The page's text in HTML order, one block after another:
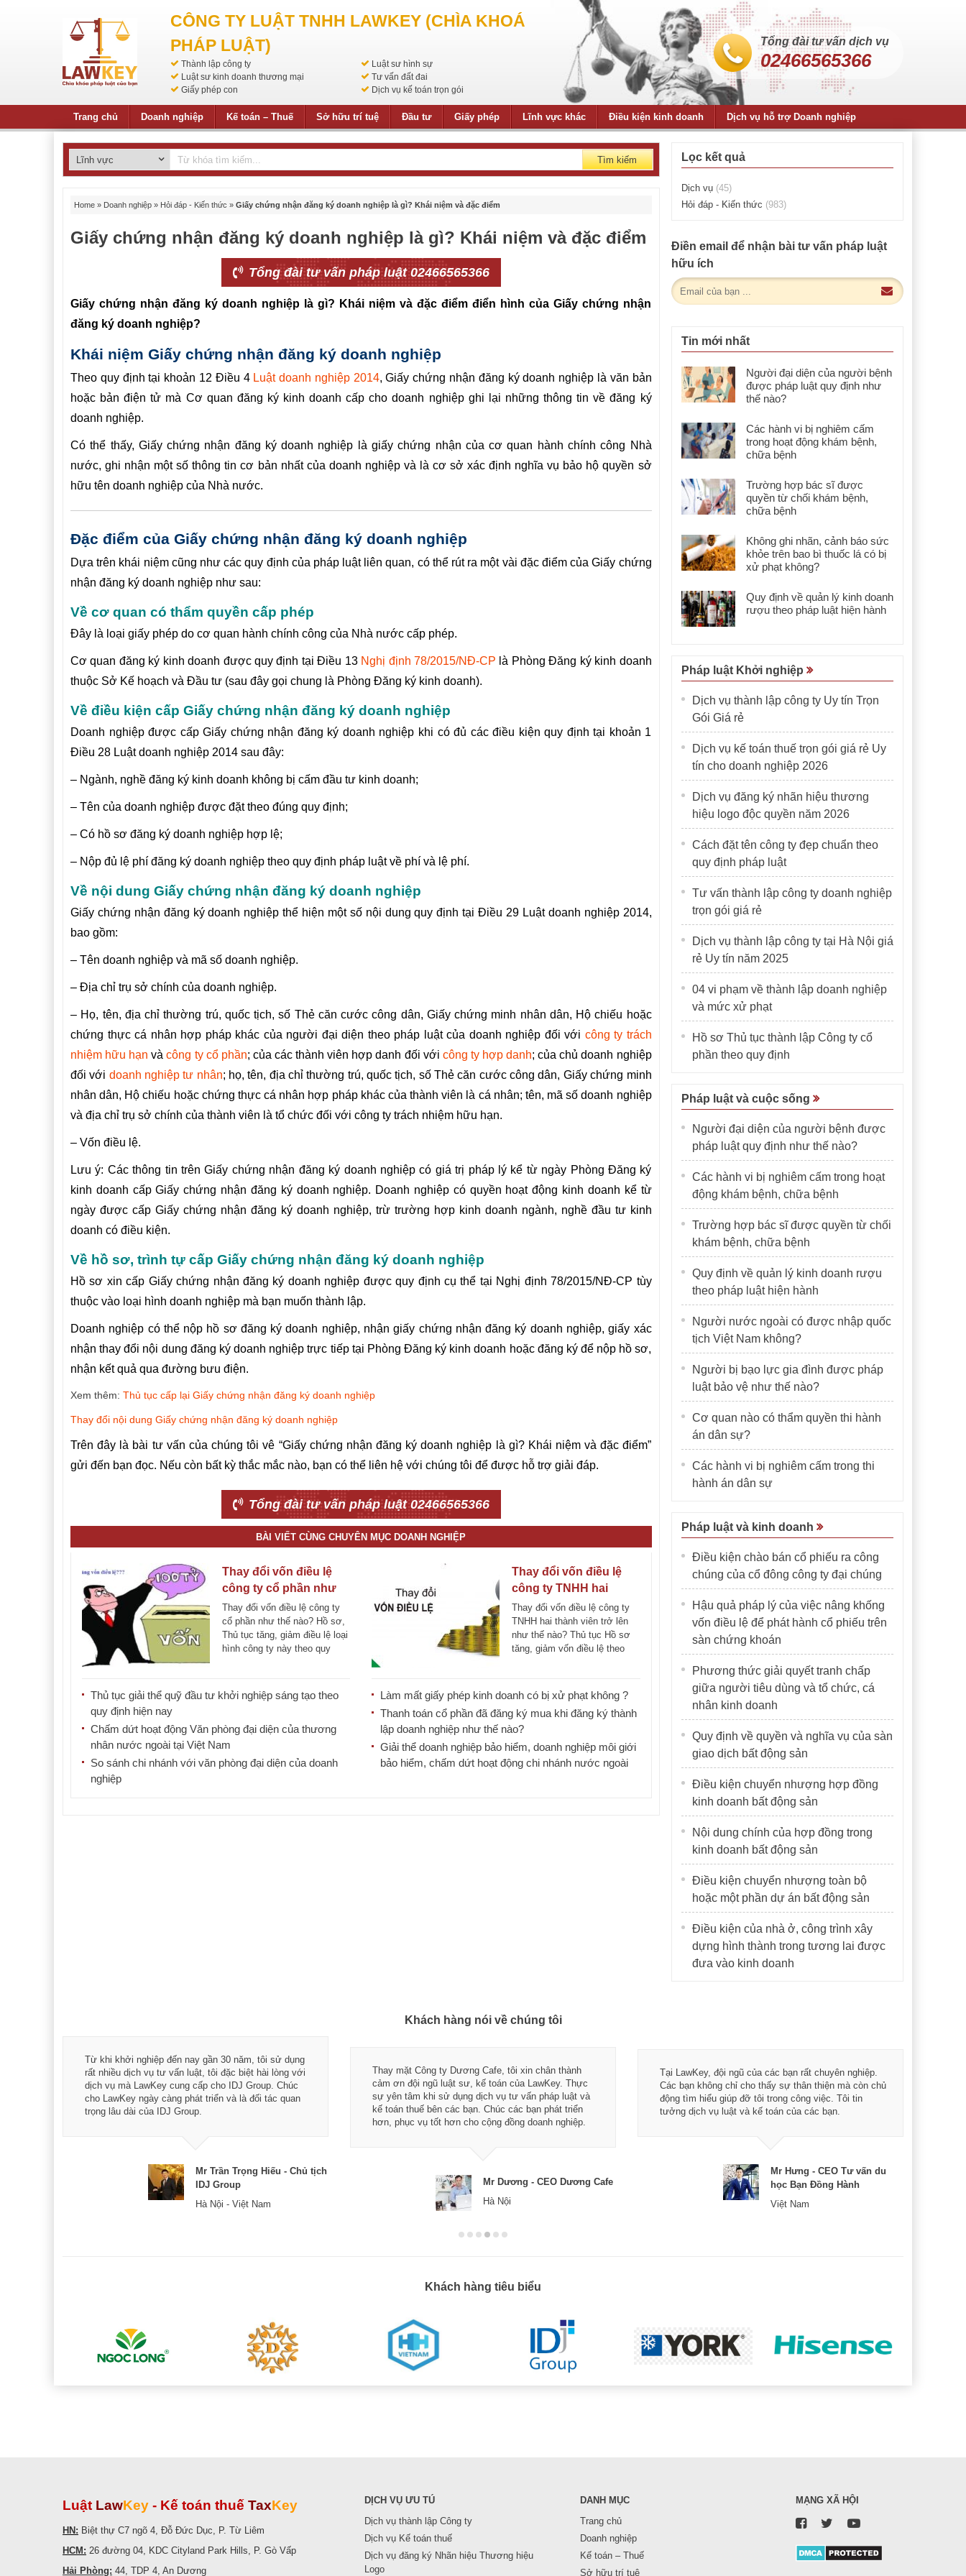
CÔNG TY LUẬT TNHH LAWKEY (CHÌA KHOÁ
PHÁP LUẬT)
Thành lập công ty
Luật sư hình sự
Luật sư kinh doanh thương mại
Tư vấn đất đai
Giấy phép con
Dịch vụ kế toán trọn gói
Tổng đài tư vấn dịch vụ
02466565366
Trang chủ Doanh nghiệp Kế toán – Thuế Sở hữu trí tuệ Đầu tư Giấy phép Lĩnh vực khác Điều kiện kinh doanh Dịch vụ hỗ trợ Doanh nghiệp
Tìm kiếm
Home » Doanh nghiệp » Hỏi đáp - Kiến thức » Giấy chứng nhận đăng ký doanh nghiệp là gì? Khái niệm và đặc điểm
Giấy chứng nhận đăng ký doanh nghiệp là gì? Khái niệm và đặc điểm
Tổng đài tư vấn pháp luật 02466565366
Giấy chứng nhận đăng ký doanh nghiệp là gì? Khái niệm và đặc điểm điển hình của Giấy chứng nhận
đăng ký doanh nghiệp?
Khái niệm Giấy chứng nhận đăng ký doanh nghiệp
Theo quy định tại khoản 12 Điều 4 Luật doanh nghiệp 2014, Giấy chứng nhận đăng ký doanh nghiệp là văn bản
hoặc bản điện tử mà Cơ quan đăng ký kinh doanh cấp cho doanh nghiệp ghi lại những thông tin về đăng ký
doanh nghiệp.
Có thể thấy, Giấy chứng nhận đăng ký doanh nghiệp là giấy chứng nhận của cơ quan hành chính công Nhà
nước, ghi nhận một số thông tin cơ bản nhất của doanh nghiệp và là cơ sở xác định nghĩa vụ bảo hộ quyền sở
hữu tên doanh nghiệp của Nhà nước.
Đặc điểm của Giấy chứng nhận đăng ký doanh nghiệp
Dựa trên khái niệm cũng như các quy định của pháp luật liên quan, có thể rút ra một vài đặc điểm của Giấy chứng
nhận đăng ký doanh nghiệp như sau:
Về cơ quan có thẩm quyền cấp phép
Đây là loại giấy phép do cơ quan hành chính công của Nhà nước cấp phép.
Cơ quan đăng ký kinh doanh được quy định tại Điều 13 Nghị định 78/2015/NĐ-CP là Phòng Đăng ký kinh doanh
thuộc Sở Kế hoạch và Đầu tư (sau đây gọi chung là Phòng Đăng ký kinh doanh).
Về điều kiện cấp Giấy chứng nhận đăng ký doanh nghiệp
Doanh nghiệp được cấp Giấy chứng nhận đăng ký doanh nghiệp khi có đủ các điều kiện quy định tại khoản 1
Điều 28 Luật doanh nghiệp 2014 sau đây:
– Ngành, nghề đăng ký kinh doanh không bị cấm đầu tư kinh doanh;
– Tên của doanh nghiệp được đặt theo đúng quy định;
– Có hồ sơ đăng ký doanh nghiệp hợp lệ;
– Nộp đủ lệ phí đăng ký doanh nghiệp theo quy định pháp luật về phí và lệ phí.
Về nội dung Giấy chứng nhận đăng ký doanh nghiệp
Giấy chứng nhận đăng ký doanh nghiệp thể hiện một số nội dung quy định tại Điều 29 Luật doanh nghiệp 2014,
bao gồm:
– Tên doanh nghiệp và mã số doanh nghiệp.
– Địa chỉ trụ sở chính của doanh nghiệp.
– Họ, tên, địa chỉ thường trú, quốc tịch, số Thẻ căn cước công dân, Giấy chứng minh nhân dân, Hộ chiếu hoặc
chứng thực cá nhân hợp pháp khác của người đại diện theo pháp luật của doanh nghiệp đối với công ty trách
nhiệm hữu hạn vàcông ty cổ phần; của các thành viên hợp danh đối với công ty hợp danh; của chủ doanh nghiệp
đối với doanh nghiệp tư nhân; họ, tên, địa chỉ thường trú, quốc tịch, số Thẻ căn cước công dân, Giấy chứng minh
nhân dân, Hộ chiếu hoặc chứng thực cá nhân hợp pháp khác của thành viên là cá nhân; tên, mã số doanh nghiệp
và địa chỉ trụ sở chính của thành viên là tổ chức đối với công ty trách nhiệm hữu hạn.
– Vốn điều lệ.
Lưu ý: Các thông tin trên Giấy chứng nhận đăng ký doanh nghiệp có giá trị pháp lý kể từ ngày Phòng Đăng ký
kinh doanh cấp Giấy chứng nhận đăng ký doanh nghiệp. Doanh nghiệp có quyền hoạt động kinh doanh kể từ
ngày được cấp Giấy chứng nhận đăng ký doanh nghiệp, trừ trường hợp kinh doanh ngành, nghề đầu tư kinh
doanh có điều kiện.
Về hồ sơ, trình tự cấp Giấy chứng nhận đăng ký doanh nghiệp
Hồ sơ xin cấp Giấy chứng nhận đăng ký doanh nghiệp được quy định cụ thể tại Nghị định 78/2015/NĐ-CP tùy
thuộc vào loại hình doanh nghiệp mà bạn muốn thành lập.
Doanh nghiệp có thể nộp hồ sơ đăng ký doanh nghiệp, nhận giấy chứng nhận đăng ký doanh nghiệp, giấy xác
nhận thay đổi nội dung đăng ký doanh nghiệp trực tiếp tại Phòng Đăng ký kinh doanh hoặc đăng ký để nộp hồ sơ,
nhận kết quả qua đường bưu điện.
Xem thêm: Thủ tục cấp lại Giấy chứng nhận đăng ký doanh nghiệp
Thay đổi nội dung Giấy chứng nhận đăng ký doanh nghiệp
Trên đây là bài tư vấn của chúng tôi vê “Giấy chứng nhận đăng ký doanh nghiệp là gì? Khái niệm và đặc điểm”
gửi đến bạn đọc. Nếu còn bất kỳ thắc mắc nào, bạn có thể liên hệ với chúng tôi để được hỗ trợ giải đáp.
Tổng đài tư vấn pháp luật 02466565366
BÀI VIẾT CÙNG CHUYÊN MỤC DOANH NGHIỆP
Thay đổi vốn điều lệ
công ty cổ phần như
thế nào? Hồ sơ và Thủ
tục?
Thay đổi vốn điều lệ công ty
cổ phần như thế nào? Hồ sơ,
Thủ tục tăng, giảm điều lệ loại
hình công ty này theo quy
Thủ tục giải thể quỹ đầu tư khởi nghiệp sáng tạo theo
quy định hiện nay
Chấm dứt hoạt động Văn phòng đại diện của thương
nhân nước ngoài tại Việt Nam
So sánh chi nhánh với văn phòng đại diện của doanh
nghiệp
Thay đổi vốn điều lệ
công ty TNHH hai
thành viên trở lên như
thế nào?
Thay đổi vốn điều lệ công ty
TNHH hai thành viên trở lên
như thế nào? Thủ tục Hồ sơ
tăng, giảm vốn điều lệ theo
Làm mất giấy phép kinh doanh có bị xử phạt không ?
Thanh toán cổ phần đã đăng ký mua khi đăng ký thành
lập doanh nghiệp như thế nào?
Giải thể doanh nghiệp bảo hiểm, doanh nghiệp môi giới
bảo hiểm, chấm dứt hoạt động chi nhánh nước ngoài
Lọc kết quả
Dịch vụ (45)
Hỏi đáp - Kiến thức (983)
Điền email để nhận bài tư vấn pháp luật
hữu ích
Tin mới nhất
Người đại diện của người bệnh
được pháp luật quy định như
thế nào?
Các hành vi bị nghiêm cấm
trong hoạt động khám bệnh,
chữa bệnh
Trường hợp bác sĩ được
quyền từ chối khám bệnh,
chữa bệnh
Không ghi nhãn, cảnh báo sức
khỏe trên bao bì thuốc lá có bị
xử phạt không?
Quy định về quản lý kinh doanh
rượu theo pháp luật hiện hành
Pháp luật Khởi nghiệp
Dịch vụ thành lập công ty Uy tín Trọn
Gói Giá rẻ
Dịch vụ kế toán thuế trọn gói giá rẻ Uy
tín cho doanh nghiệp 2026
Dịch vụ đăng ký nhãn hiệu thương
hiệu logo độc quyền năm 2026
Cách đặt tên công ty đẹp chuẩn theo
quy định pháp luật
Tư vấn thành lập công ty doanh nghiệp
trọn gói giá rẻ
Dịch vụ thành lập công ty tại Hà Nội giá
rẻ Uy tín năm 2025
04 vi phạm về thành lập doanh nghiệp
và mức xử phạt
Hồ sơ Thủ tục thành lập Công ty cổ
phần theo quy định
Pháp luật và cuộc sống
Người đại diện của người bệnh được
pháp luật quy định như thế nào?
Các hành vi bị nghiêm cấm trong hoạt
động khám bệnh, chữa bệnh
Trường hợp bác sĩ được quyền từ chối
khám bệnh, chữa bệnh
Quy định về quản lý kinh doanh rượu
theo pháp luật hiện hành
Người nước ngoài có được nhập quốc
tịch Việt Nam không?
Người bị bạo lực gia đình được pháp
luật bảo vệ như thế nào?
Cơ quan nào có thẩm quyền thi hành
án dân sự?
Các hành vi bị nghiêm cấm trong thi
hành án dân sự
Pháp luật và kinh doanh
Điều kiện chào bán cổ phiếu ra công
chúng của cổ đông công ty đại chúng
Hậu quả pháp lý của việc nâng khống
vốn điều lệ để phát hành cổ phiếu trên
sàn chứng khoán
Phương thức giải quyết tranh chấp
giữa người tiêu dùng và tổ chức, cá
nhân kinh doanh
Quy định về quyền và nghĩa vụ của sàn
giao dịch bất động sản
Điều kiện chuyển nhượng hợp đồng
kinh doanh bất động sản
Nội dung chính của hợp đồng trong
kinh doanh bất động sản
Điều kiện chuyển nhượng toàn bộ
hoặc một phần dự án bất động sản
Điều kiện của nhà ở, công trình xây
dựng hình thành trong tương lai được
đưa vào kinh doanh
Khách hàng nói về chúng tôi
Từ khi khởi nghiệp đến nay gần 30 năm, tôi sử dụng
rất nhiều dịch vụ tư vấn luật, tôi đặc biệt hài lòng với
dịch vụ mà LawKey cung cấp cho IDJ Group. Chúc
cho LawKey ngày càng phát triển và là đối tác quan
trọng lâu dài của IDJ Group.
Mr Trần Trọng Hiếu - Chủ tịch
IDJ Group
Hà Nội - Việt Nam
Thay mặt Công ty Dương Cafe, tôi xin chân thành
cảm ơn đội ngũ luật sư, kế toán của LawKey. Thực
sự yên tâm khi sử dụng dịch vụ tư vấn pháp luật và
kế toán thuế bên các bạn. Chúc các bạn phát triển
hơn, phục vụ tốt hơn cho cộng đồng doanh nghiệp.
Mr Dương - CEO Dương Cafe
Hà Nội
Tại LawKey, đội ngũ của các bạn rất chuyên nghiệp.
Các bạn không chỉ cho thấy sự thân thiện mà còn chủ
động tìm hiểu giúp đỡ tôi trong công việc. Tôi tin
tưởng dịch vụ luật và kế toán của các bạn.
Mr Hưng - CEO Tư vấn du
học Bạn Đồng Hành
Việt Nam
Khách hàng tiêu biểu
Luật LawKey - Kế toán thuế TaxKey
HN: Biệt thự C7 ngõ 4, Đỗ Đức Dục, P. Từ Liêm
HCM: 26 đường 04, KDC Cityland Park Hills, P. Gò Vấp
Hải Phòng: 44, TDP 4, An Dương
DỊCH VỤ ƯU TÚ
Dịch vụ thành lập Công ty
Dịch vụ Kế toán thuế
Dịch vụ đăng ký Nhãn hiệu Thương hiệu
Logo
DANH MỤC
Trang chủ
Doanh nghiệp
Kế toán – Thuế
Sở hữu trí tuệ
MẠNG XÃ HỘI